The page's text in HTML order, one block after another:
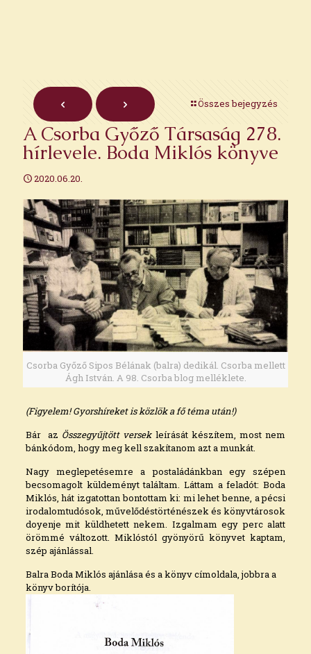
Összes bejegyzés
A Csorba Győző Társaság 278.
hírlevele. Boda Miklós könyve
2020.06.20.
Csorba Győző Sipos Bélának (balra) dedikál. Csorba mellett
Ágh István. A 98. Csorba blog melléklete.
(Figyelem! Gyorshíreket is közlök a fő téma után!)
Bár az Összegyűjtött versekleírását készítem, most nem
bánkódom, hogy meg kell szakítanom azt a munkát.
Nagy meglepetésemre a postaládánkban egy szépen
becsomagolt küldeményt találtam. Láttam a feladót: Boda
Miklós, hát izgatottan bontottam ki: mi lehet benne, a pécsi
irodalomtudósok, művelődéstörténészek és könyvtárosok
doyenje mit küldhetett nekem. Izgalmam egy perc alatt
örömmé változott. Miklóstól gyönyörű könyvet kaptam,
szép ajánlással.
Balra Boda Miklós ajánlása és a könyv címoldala, jobbra a
könyv borítója.